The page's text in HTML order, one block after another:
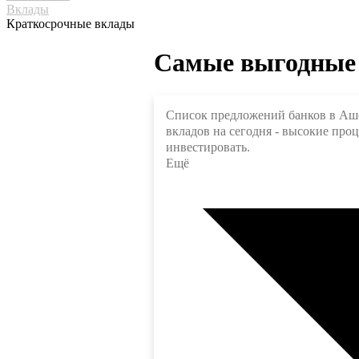
Вклады
Краткосрочные вклады
Самые выгодные
Список предложений банков в
вкладов на сегодня - высокие
инвестировать.
Ещё